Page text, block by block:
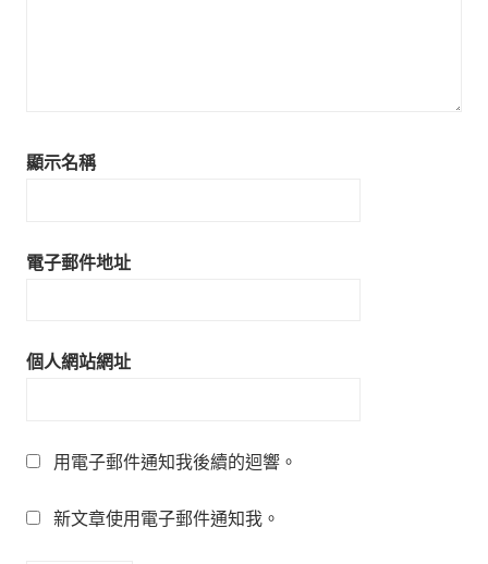
顯示名稱
電子郵件地址
個人網站網址
用電子郵件通知我後續的迴響。
新文章使用電子郵件通知我。